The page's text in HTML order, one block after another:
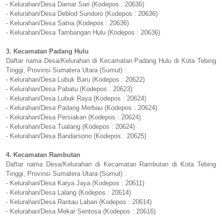
- Kelurahan/Desa Damar Sari (Kodepos : 20636)
- Kelurahan/Desa Deblod Sundoro (Kodepos : 20636)
- Kelurahan/Desa Satria (Kodepos : 20636)
- Kelurahan/Desa Tambangan Hulu (Kodepos : 20636)
3. Kecamatan Padang Hulu
Daftar nama Desa/Kelurahan di Kecamatan Padang Hulu di Kota Tebing
Tinggi, Provinsi Sumatera Utara (Sumut) :
- Kelurahan/Desa Lubuk Baru (Kodepos : 20622)
- Kelurahan/Desa Pabatu (Kodepos : 20623)
- Kelurahan/Desa Lubuk Raya (Kodepos : 20624)
- Kelurahan/Desa Padang Merbau (Kodepos : 20624)
- Kelurahan/Desa Persiakan (Kodepos : 20624)
- Kelurahan/Desa Tualang (Kodepos : 20624)
- Kelurahan/Desa Bandarsono (Kodepos : 20625)
4. Kecamatan Rambutan
Daftar nama Desa/Kelurahan di Kecamatan Rambutan di Kota Tebing
Tinggi, Provinsi Sumatera Utara (Sumut) :
- Kelurahan/Desa Karya Jaya (Kodepos : 20611)
- Kelurahan/Desa Lalang (Kodepos : 20614)
- Kelurahan/Desa Rantau Laban (Kodepos : 20614)
- Kelurahan/Desa Mekar Sentosa (Kodepos : 20616)